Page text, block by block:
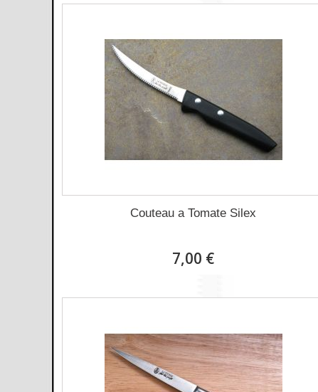
Couteau a Tomate Silex
7,00 €